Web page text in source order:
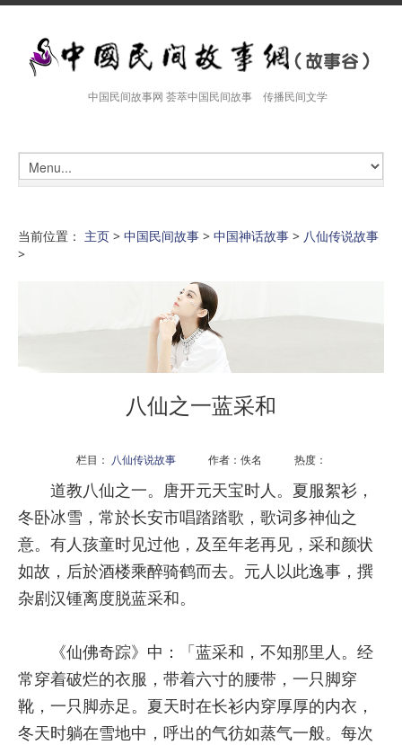
中国民间故事网 荟萃中国民间故事 传播民间文学
当前位置： 主页 > 中国民间故事 > 中国神话故事 > 八仙传说故事
>
八仙之一蓝采和
栏目： 八仙传说故事作者：佚名 热度：
道教八仙之一。唐开元天宝时人。夏服絮衫，
冬卧冰雪，常於长安市唱踏踏歌，歌词多神仙之
意。有人孩童时见过他，及至年老再见，采和颜状
如故，后於酒楼乘醉骑鹤而去。元人以此逸事，撰
杂剧汉锺离度脱蓝采和。
《仙佛奇踪》中：「蓝采和，不知那里人。经
常穿着破烂的衣服，带着六寸的腰带，一只脚穿
靴，一只脚赤足。夏天时在长衫内穿厚厚的内衣，
冬天时躺在雪地中，呼出的气彷如蒸气一般。每次